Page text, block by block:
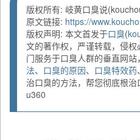
版权所有: 岐黄口臭说
原文链接: https://
版权声明: 本文首发于口臭(
文的著作权，严谨转载，侵
门服务于口臭人群的垂直网
法、 口臭的原因、 口臭特效药、
治口臭的方法，帮您彻底根
u360